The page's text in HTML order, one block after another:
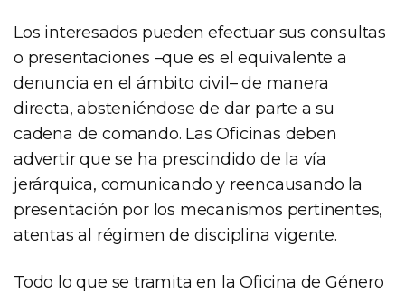
Los interesados pueden efectuar sus consultas
o presentaciones –que es el equivalente a
denuncia en el ámbito civil– de manera
directa, absteniéndose de dar parte a su
cadena de comando. Las Oficinas deben
advertir que se ha prescindido de la vía
jerárquica, comunicando y reencausando la
presentación por los mecanismos pertinentes,
atentas al régimen de disciplina vigente.
Todo lo que se tramita en la Oficina de Género